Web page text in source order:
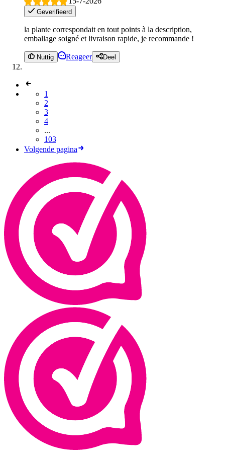
Geverifieerd
la plante correspondait en tout points à la description,
emballage soigné et livraison rapide, je recommande !
Nuttig Reageer Deel
1
2
3
4
...
103
Volgende pagina